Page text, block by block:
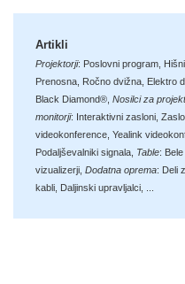
Artikli
Projektorji: Poslovni program
Prenosna Ročno dvižna Elektro
Black Diamond® Nosilci za
monitorji: Interaktivni zasloni
videokonference Yealink
Podaljševalniki signala Table:
vizualizerji Dodatna oprema: Deli
kabli Daljinski upravljalci